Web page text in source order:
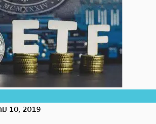
10, 2019